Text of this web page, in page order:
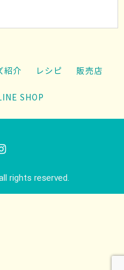
紹介 レシピ 販売店
SHOP
rights reserved.